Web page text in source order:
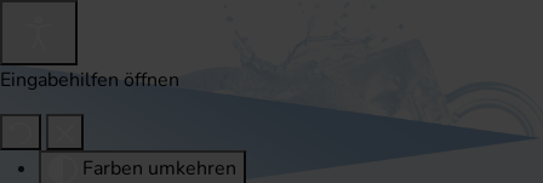
Eingabehilfen öffnen
Farben umkehren